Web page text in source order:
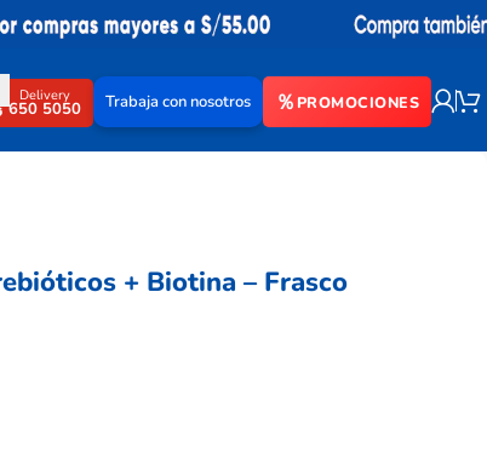
Delivery
650 5050 Trabaja con nosotros PROMOCIONES
+ Biotina – Frasco